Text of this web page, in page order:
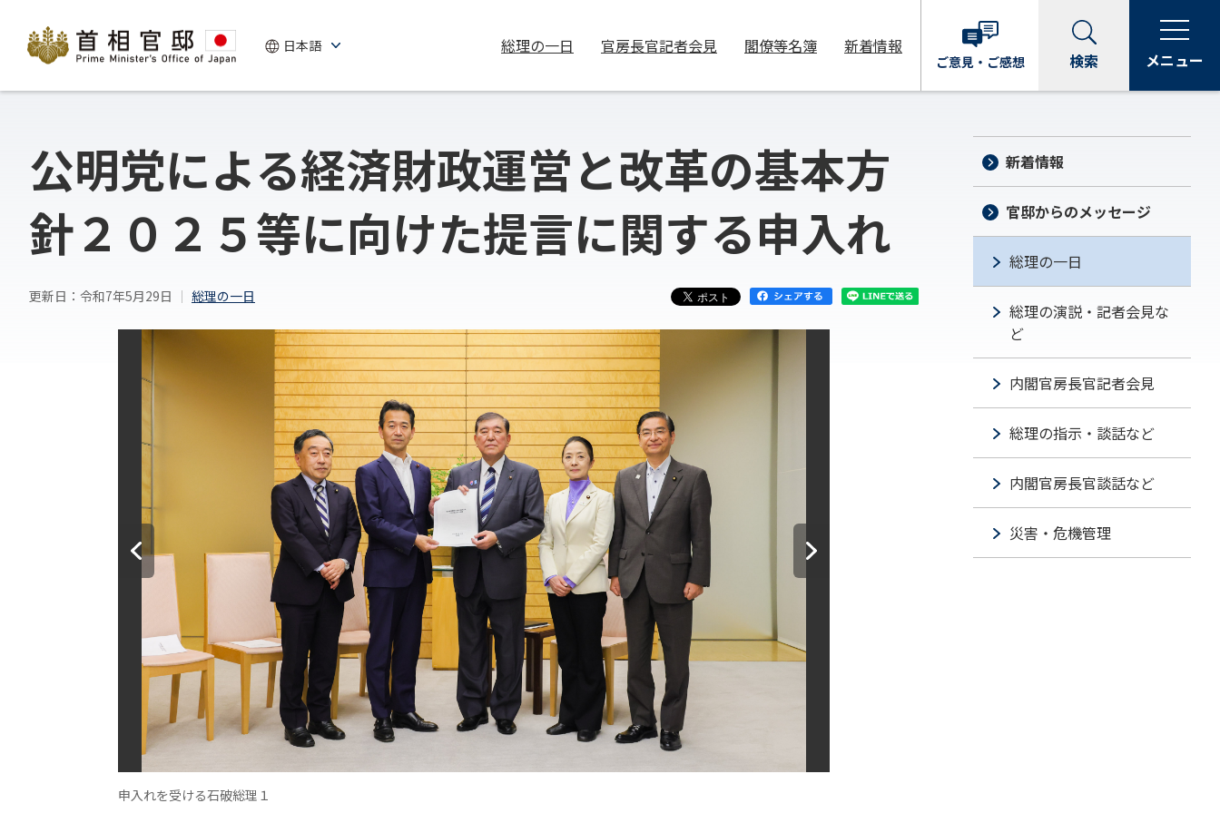
総理の一日 官房長官記者会見 閣僚等名簿 新着情報
ご意見・ ご感想 検索 メニュー
公明党による経済財政運営と改革の基本方
針２０２５等に向けた提言に関する申入れ
更新日：令和7年5月29日 総理の一日
申入れを受ける石破総理１
新着情報
官邸からのメッセージ
総理の一日
総理の演説・記者会見な
ど
内閣官房長官記者会見
総理の指示・談話など
内閣官房長官談話など
災害・危機管理